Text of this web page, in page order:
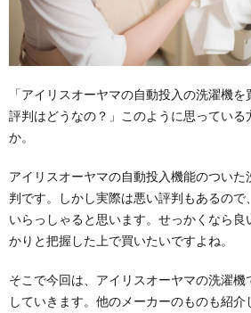
「アイリスオーヤマの自動投入の洗濯機
評判はどうなの？」このように思っている
か。
アイリスオーヤマの自動投入機能のつい
判です。しかし実際は悪い評判もあるので
いらっしゃると思います。せっかくなら良
かりと把握した上で買いたいですよね。
そこで今回は、アイリスオーヤマの洗濯
していきます。他のメーカーのものも紹